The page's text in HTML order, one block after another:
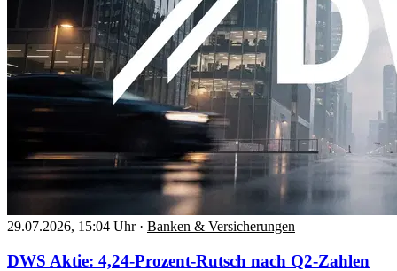
29.07.2026, 15:04 Uhr · Banken & Versicherungen
DWS Aktie: 4,24-Prozent-Rutsch nach Q2-Zahlen